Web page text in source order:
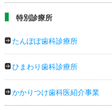
特別診療所
たんぽぽ歯科診療所
ひまわり歯科診療所
かかりつけ歯科医紹介事業